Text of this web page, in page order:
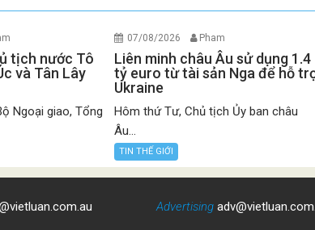
tịch nước Tô
và Tân Lây
Ngoại giao, Tổng
07/08/2026 Pham
Liên minh châu Âu sử dụng 1.4
tỷ euro từ tài sản Nga để hỗ
Ukraine
Hôm thứ Tư, Chủ tịch Ủy ban châu
Âu...
TIN THẾ GIỚI
Advertising